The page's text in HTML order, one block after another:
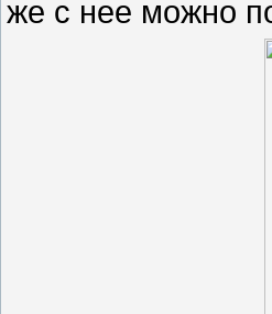
же с нее можно